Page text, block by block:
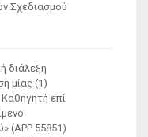
Σχεδιασμού
διάλεξη
μίας (1)
επί
(ΑΡΡ 55851)